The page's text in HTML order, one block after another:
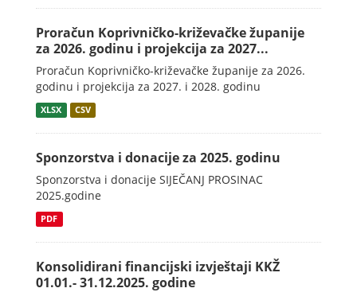
Proračun Koprivničko-križevačke županije
za 2026. godinu i projekcija za 2027...
Proračun Koprivničko-križevačke županije za 2026.
godinu i projekcija za 2027. i 2028. godinu
XLSX CSV
Sponzorstva i donacije za 2025. godinu
Sponzorstva i donacije SIJEČANJ PROSINAC
2025.godine
PDF
Konsolidirani financijski izvještaji KKŽ
01.01.- 31.12.2025. godine